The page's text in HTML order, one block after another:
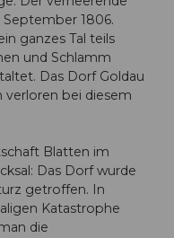
1806.
ganzes Tal teils
und Schlamm
Das Dorf Goldau
verloren bei diesem
Blatten im
Das Dorf wurde
getroffen. In
Katastrophe
die